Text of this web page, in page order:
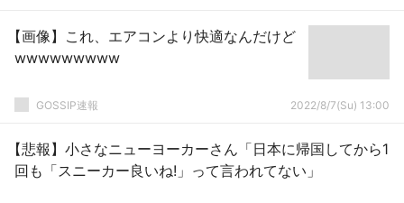
【画像】これ、エアコンより快適なんだけど
wwwwwwwww
GOSSIP速報 2022/8/7(Su) 13:00
【悲報】小さなニューヨーカーさん「日本に帰国してから1
回も「スニーカー良いね!」って言われてない」